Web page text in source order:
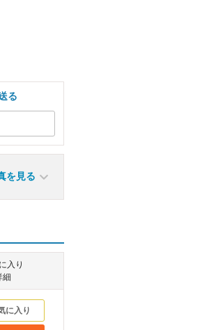
る
を見る
入り
細